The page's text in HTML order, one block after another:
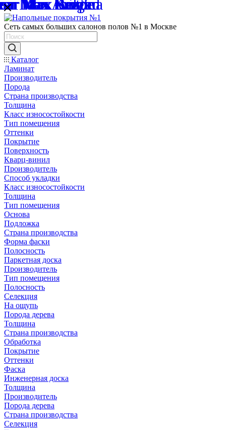
Сеть самых больших салонов полов №1 в Москве
Каталог
Ламинат
Производитель
Порода
Страна производства
Толщина
Класс износостойкости
Тип помещения
Оттенки
Покрытие
Поверхность
Кварц-винил
Производитель
Способ укладки
Класс износостойкости
Толщина
Тип помещения
Основа
Подложка
Страна производства
Форма фаски
Полосность
Паркетная доска
Производитель
Тип помещения
Полосность
Селекция
На ощупь
Порода дерева
Толщина
Страна производства
Обработка
Покрытие
Оттенки
Фаска
Инженерная доска
Толщина
Производитель
Порода дерева
Страна производства
Селекция